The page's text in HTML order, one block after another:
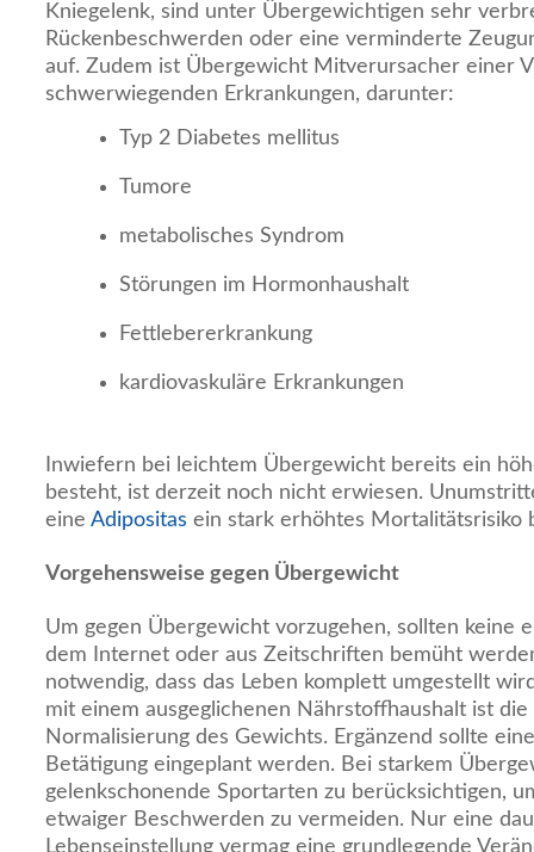
Kniegelenk, sind unter Übergewichtigen sehr
Rückenbeschwerden oder eine verminderte
auf. Zudem ist Übergewicht Mitverursacher einer
schwerwiegenden Erkrankungen, darunter:
Typ 2 Diabetes mellitus
Tumore
metabolisches Syndrom
Störungen im Hormonhaushalt
Fettlebererkrankung
kardiovaskuläre Erkrankungen
Inwiefern bei leichtem Übergewicht bereits ein
besteht, ist derzeit noch nicht erwiesen.
eine Adipositas ein stark erhöhtes Mortalitätsrisiko
Vorgehensweise gegen Übergewicht
Um gegen Übergewicht vorzugehen, sollten keine
dem Internet oder aus Zeitschriften bemüht
notwendig, dass das Leben komplett umgestellt
mit einem ausgeglichenen Nährstoffhaushalt ist
Normalisierung des Gewichts. Ergänzend sollte
Betätigung eingeplant werden. Bei starkem
gelenkschonende Sportarten zu berücksichtigen,
etwaiger Beschwerden zu vermeiden. Nur eine
Lebenseinstellung vermag eine grundlegende